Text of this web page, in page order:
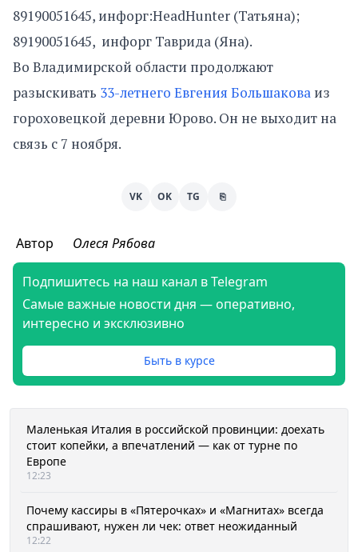
89190051645, инфорг:HeadHunter (Татьяна);
89190051645, инфорг Таврида (Яна).
Во Владимирской области продолжают
разыскивать 33-летнего Евгения Большакова из
гороховецкой деревни Юрово. Он не выходит на
связь с 7 ноября.
VK OK TG ⎘
Автор Олеся Рябова
Подпишитесь на наш канал в Telegram
Самые важные новости дня — оперативно,
интересно и эксклюзивно
Быть в курсе
Маленькая Италия в российской провинции: доехать
стоит копейки, а впечатлений — как от турне по
Европе
12:23
Почему кассиры в «Пятерочках» и «Магнитах» всегда
спрашивают, нужен ли чек: ответ неожиданный
12:22